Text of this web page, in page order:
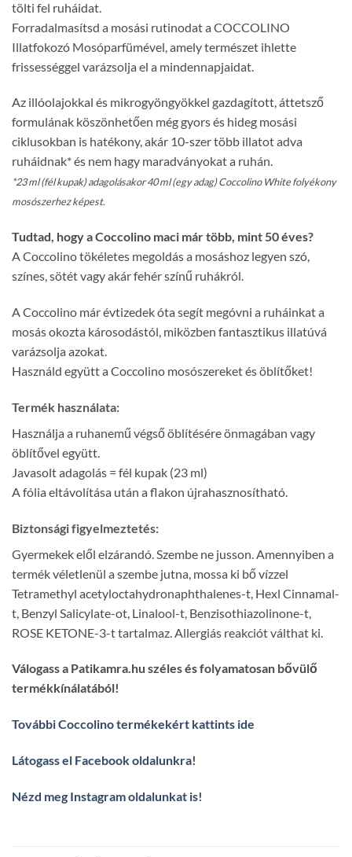
tölti fel ruháidat.
Forradalmasítsd a mosási rutinodat a COCCOLINO
Illatfokozó Mosóparfümével, amely természet ihlette
frissességgel varázsolja el a mindennapjaidat.
Az illóolajokkal és mikrogyöngyökkel gazdagított, áttetsző
formulának köszönhetően még gyors és hideg mosási
ciklusokban is hatékony, akár 10-szer több illatot adva
ruháidnak* és nem hagy maradványokat a ruhán.
*23 ml (fél kupak) adagolásakor 40 ml (egy adag) Coccolino White folyékony
mosószerhez képest.
Tudtad, hogy a Coccolino maci már több, mint 50 éves?
A Coccolino tökéletes megoldás a mosáshoz legyen szó,
színes, sötét vagy akár fehér színű ruhákról.
A Coccolino már évtizedek óta segít megóvni a ruháinkat a
mosás okozta károsodástól, miközben fantasztikus illatúvá
varázsolja azokat.
Használd együtt a Coccolino mosószereket és öblítőket!
Termék használata:
Használja a ruhanemű végső öblítésére önmagában vagy
öblítővel együtt.
Javasolt adagolás = fél kupak (23 ml)
A fólia eltávolítása után a flakon újrahasznosítható.
Biztonsági figyelmeztetés:
Gyermekek elől elzárandó. Szembe ne jusson. Amennyiben a
termék véletlenül a szembe jutna, mossa ki bő vízzel
Tetramethyl acetyloctahydronaphthalenes-t, Hexl Cinnamal-
t, Benzyl Salicylate-ot, Linalool-t, Benzisothiazolinone-t,
ROSE KETONE-3-t tartalmaz. Allergiás reakciót válthat ki.
Válogass a Patikamra.hu széles és folyamatosan bővülő
termékkínálatából!
További Coccolino termékekért kattints ide
Látogass el Facebook oldalunkra!
Nézd meg Instagram oldalunkat is!